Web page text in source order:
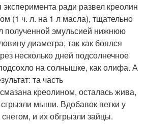
ради развел креолин
(1 ч. л. на 1 л масла), тщательно
полученной эмульсией нижнюю
диаметра, так как боялся
несколько дней подсолнечное
на солнышке, как олифа. А
та часть
креолином, осталась жива,
мыши. Вдобавок ветки у
и их обгрызли зайцы.